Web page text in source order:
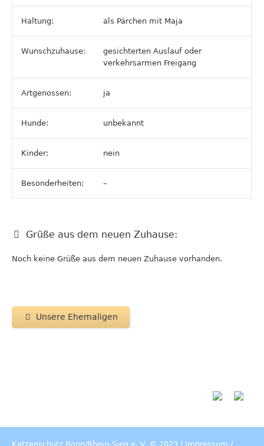
Haltung: als Pärchen mit Maja
Wunschzuhause:
gesichterten Auslauf oder
verkehrsarmen Freigang
Artgenossen: ja
Hunde: unbekannt
Kinder: nein
Besonderheiten: –
Grüße aus dem neuen Zuhause:
Noch keine Grüße aus dem neuen Zuhause vorhanden.
Unsere Ehemaligen
Katzenschutz Bonn/Rhein-Sieg e. V. © 2023 | Impressum /